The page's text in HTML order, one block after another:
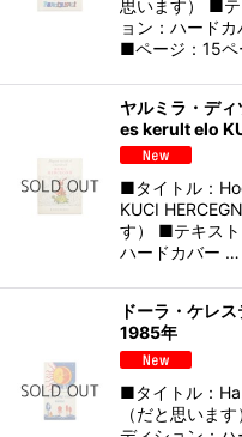
思います） ■
ョン：ハード
■ページ：15
ヤルミラ・デ
es kerult elo
■タイトル：
KUCI
す） ■テキスト
ハードカバー …
ドーラ・ケレ
1985年
■タイトル：
（だと思いま